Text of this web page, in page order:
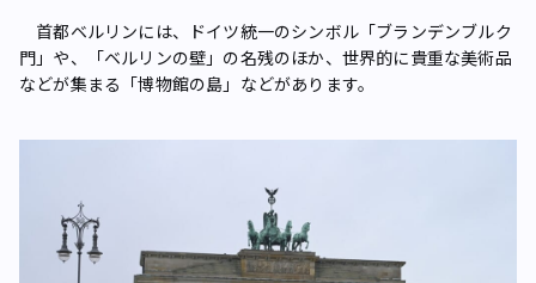
首都ベルリンには、ドイツ統一のシンボル「ブランデンブルク
門」や、「ベルリンの壁」の名残のほか、世界的に貴重な美術品
などが集まる「博物館の島」などがあります。